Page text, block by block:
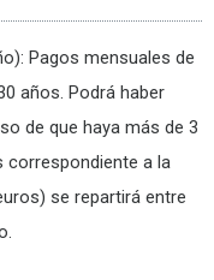
Pagos mensuales de
años. Podrá haber
de que haya más de 3
correspondiente a la
se repartirá entre